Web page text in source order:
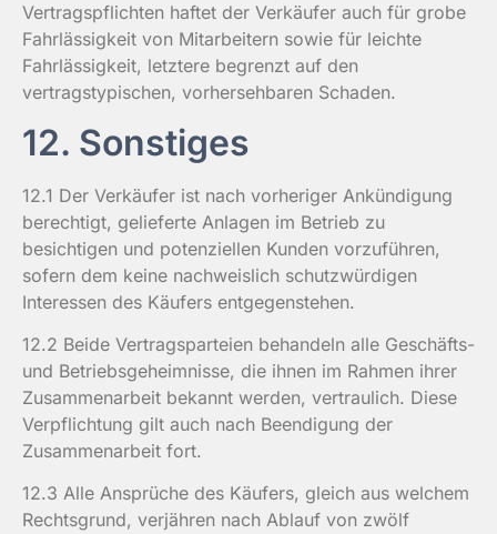
Vertragspflichten haftet der Verkäufer auch für grobe
Fahrlässigkeit von Mitarbeitern sowie für leichte
Fahrlässigkeit, letztere begrenzt auf den
vertragstypischen, vorhersehbaren Schaden.
12. Sonstiges
12.1 Der Verkäufer ist nach vorheriger Ankündigung
berechtigt, gelieferte Anlagen im Betrieb zu
besichtigen und potenziellen Kunden vorzuführen,
sofern dem keine nachweislich schutzwürdigen
Interessen des Käufers entgegenstehen.
12.2 Beide Vertragsparteien behandeln alle Geschäfts-
und Betriebsgeheimnisse, die ihnen im Rahmen ihrer
Zusammenarbeit bekannt werden, vertraulich. Diese
Verpflichtung gilt auch nach Beendigung der
Zusammenarbeit fort.
12.3 Alle Ansprüche des Käufers, gleich aus welchem
Rechtsgrund, verjähren nach Ablauf von zwölf